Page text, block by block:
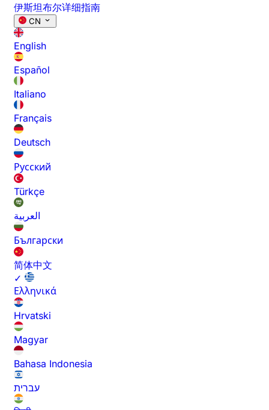
伊斯坦布尔详细指南
CN
English
Español
Italiano
Français
Deutsch
Русский
Türkçe
العربية
Български
简体中文
✓
Ελληνικά
Hrvatski
Magyar
Bahasa Indonesia
עברית